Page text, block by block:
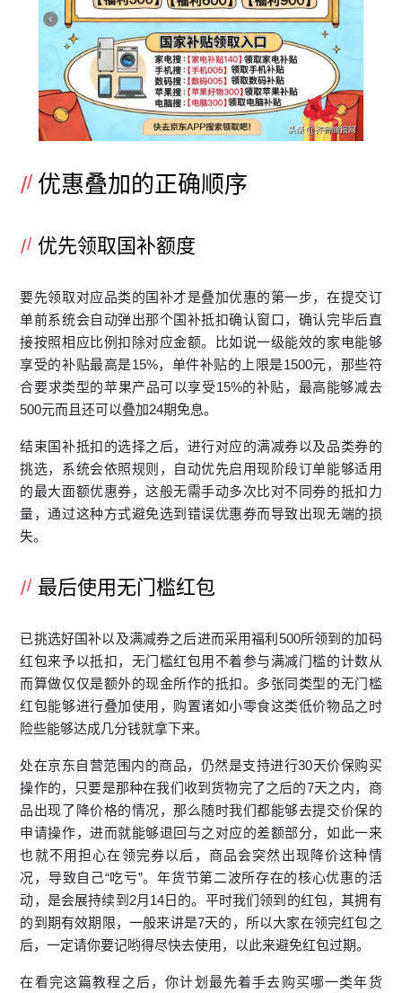
优惠叠加的正确顺序
优先领取国补额度
要先领取对应品类的国补才是叠加优惠的第一步，在提交订
单前系统会自动弹出那个国补抵扣确认窗口，确认完毕后直
接按照相应比例扣除对应金额。比如说一级能效的家电能够
享受的补贴最高是15%，单件补贴的上限是1500元，那些符
合要求类型的苹果产品可以享受15%的补贴，最高能够减去
500元而且还可以叠加24期免息。
结束国补抵扣的选择之后，进行对应的满减券以及品类券的
挑选，系统会依照规则，自动优先启用现阶段订单能够适用
的最大面额优惠券，这般无需手动多次比对不同券的抵扣力
量，通过这种方式避免选到错误优惠券而导致出现无端的损
失。
最后使用无门槛红包
已挑选好国补以及满减券之后进而采用福利500所领到的加码
红包来予以抵扣，无门槛红包用不着参与满减门槛的计数从
而算做仅仅是额外的现金所作的抵扣。多张同类型的无门槛
红包能够进行叠加使用，购置诸如小零食这类低价物品之时
险些能够达成几分钱就拿下来。
处在京东自营范围内的商品，仍然是支持进行30天价保购买
操作的，只要是那种在我们收到货物完了之后的7天之内，商
品出现了降价格的情况，那么随时我们都能够去提交价保的
申请操作，进而就能够退回与之对应的差额部分，如此一来
也就不用担心在领完券以后，商品会突然出现降价这种情
况，导致自己“吃亏”。年货节第二波所存在的核心优惠的活
动，是会展持续到2月14日的。平时我们领到的红包，其拥有
的到期有效期限，一般来讲是7天的，所以大家在领完红包之
后，一定请你要记哟得尽快去使用，以此来避免红包过期。
在看完这篇教程之后，你计划最先着手去购买哪一类年货